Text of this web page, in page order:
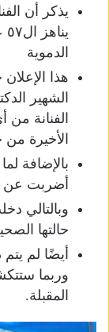
يذكر أن
الدموية
هذا
الشهير
الفنانة
الأخيرة من
بالإضافة
أضربت عن
وبالتالي
حالتها
أيضًا لم
وربما
المقبلة.